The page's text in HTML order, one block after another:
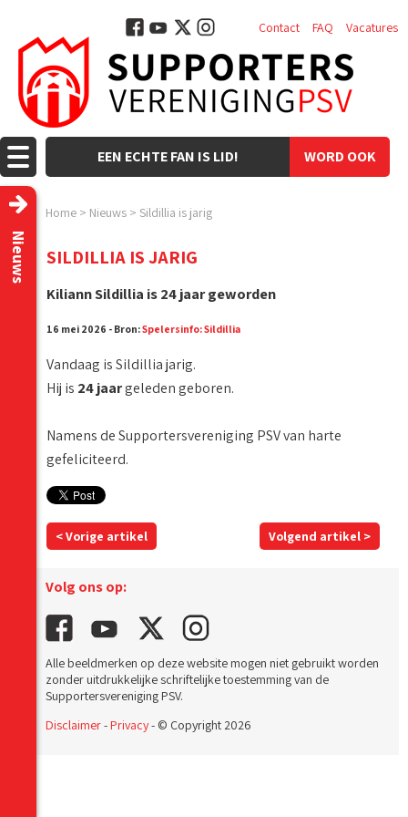
WORD OOK
EEN ECHTE FAN IS LID!
Contact FAQ Vacatures
Home > Nieuws > Sildillia is jarig
Nieuws SILDILLIA IS JARIG
Kiliann Sildillia is 24 jaar geworden
16 mei 2026 - Bron:Spelersinfo: Sildillia
Vandaag is Sildillia jarig.
Hij is 24 jaargeleden geboren.
Namens de Supportersvereniging PSV van harte
gefeliciteerd.
< Vorige artikel Volgend artikel >
Volg ons op:
Alle beeldmerken op deze website mogen niet gebruikt worden
zonder uitdrukkelijke schriftelijke toestemming van de
Supportersvereniging PSV.
Disclaimer-Privacy- © Copyright 2026